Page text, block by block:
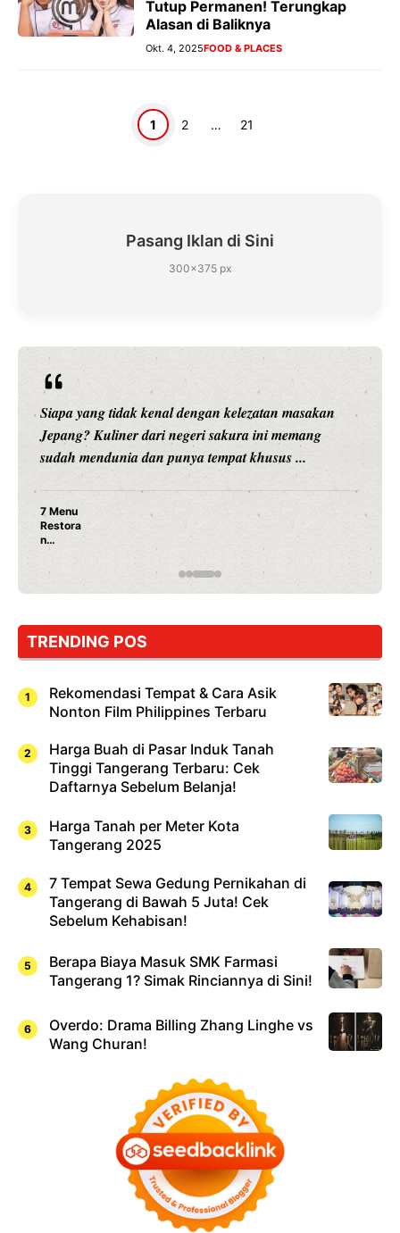
Tutup Permanen! Terungkap
Alasan di Baliknya
Okt. 4, 2025FOOD & PLACES
Halaman
1 Halaman
2 … Halaman
21
Pasang Iklan di Sini
300×375 px
Siapa yang tidak kenal dengan kelezatan masakan
Jepang? Kuliner dari negeri sakura ini memang
sudah mendunia dan punya tempat khusus ...
7 Menu
Restora
n
Jepang
Dicoba,
Cuma
Sushi!
TRENDING POS
Rekomendasi Tempat & Cara Asik
Nonton Film Philippines Terbaru
Harga Buah di Pasar Induk Tanah
Tinggi Tangerang Terbaru: Cek
Daftarnya Sebelum Belanja!
Harga Tanah per Meter Kota
Tangerang 2025
7 Tempat Sewa Gedung Pernikahan di
Tangerang di Bawah 5 Juta! Cek
Sebelum Kehabisan!
Berapa Biaya Masuk SMK Farmasi
Tangerang 1? Simak Rinciannya di Sini!
Overdo: Drama Billing Zhang Linghe vs
Wang Churan!